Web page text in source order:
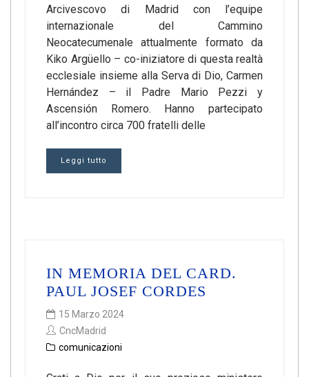
Arcivescovo di Madrid con l’equipe
internazionale del Cammino
Neocatecumenale attualmente formato da
Kiko Argüello – co-iniziatore di questa realtà
ecclesiale insieme alla Serva di Dio, Carmen
Hernández – il Padre Mario Pezzi y
Ascensión Romero. Hanno partecipato
all’incontro circa 700 fratelli delle
Leggi tutto
IN MEMORIA DEL CARD.
PAUL JOSEF CORDES
15 Marzo 2024
CncMadrid
comunicazioni